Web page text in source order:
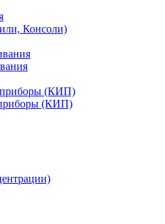
Консоли)
приборы (КИП)
приборы (КИП)